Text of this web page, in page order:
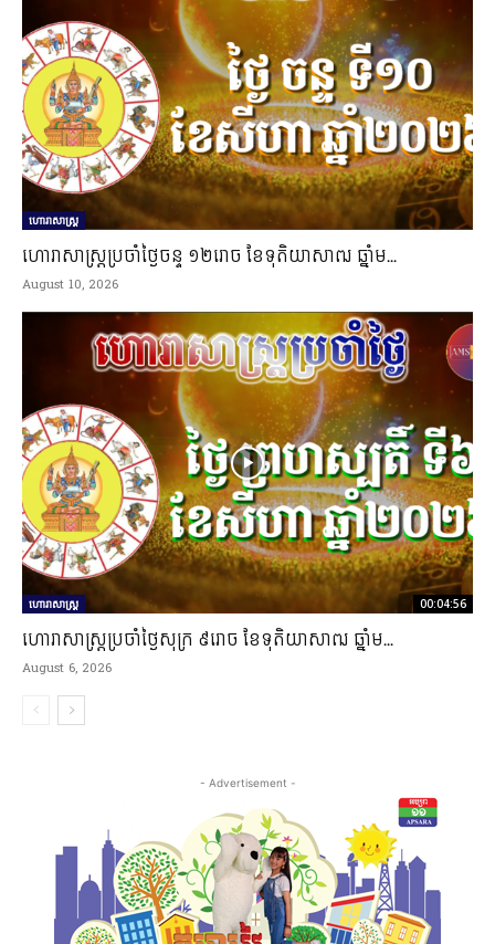
ហោរាសាស្ត្រ
ហោរាសាស្រ្តប្រចាំថ្ងៃចន្ទ ១២រោច ខែទុតិយាសាឍ ឆ្នាំម...
August 10, 2026
ហោរាសាស្ត្រ 00:04:56
ហោរាសាស្រ្តប្រចាំថ្ងៃសុក្រ ៩រោច ខែទុតិយាសាឍ ឆ្នាំម...
August 6, 2026
- Advertisement -